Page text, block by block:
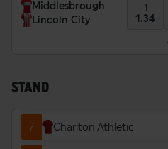
Middlesbrough
Lincoln City
1
1.34
STAND
6
7 Charlton Athletic